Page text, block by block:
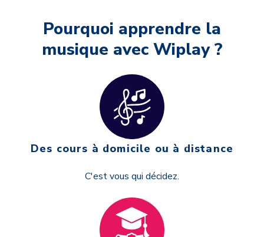
Pourquoi apprendre la
musique avec Wiplay ?
Des cours à domicile ou à distance
C'est vous qui décidez.